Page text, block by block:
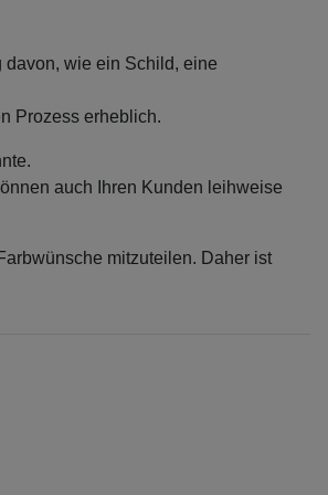
davon, wie ein Schild, eine
Prozess erheblich.
auch Ihren Kunden leihweise
mitzuteilen. Daher ist